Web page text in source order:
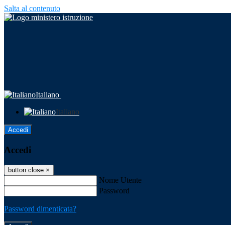
Salta al contenuto
Italiano
Italiano
Accedi
Accedi
button close ×
Nome Utente
Password
Password dimenticata?